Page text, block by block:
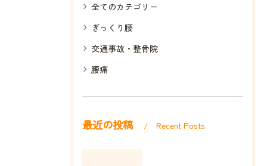
全てのカテゴリー
ぎっくり腰
交通事故・整骨院
腰痛
最近の投稿 Recent Posts